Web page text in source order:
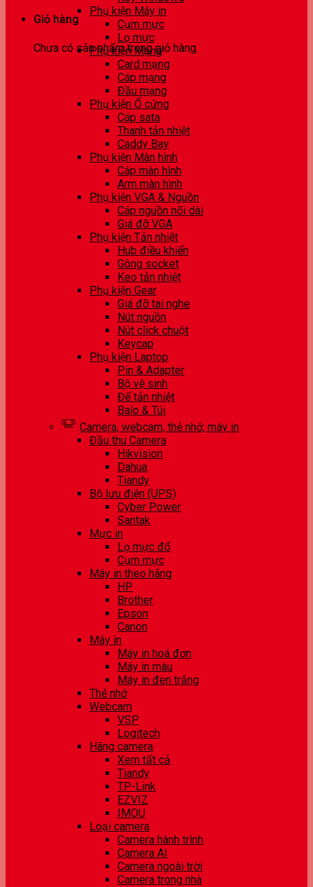
Giỏ hàng
Chưa có sản phẩm trong giỏ hàng.
Phụ kiện Máy in
Cụm mực
Lọ mực
Phụ kiện Mạng
Card mạng
Cáp mạng
Đầu mạng
Phụ kiện Ổ cứng
Cáp sata
Thanh tản nhiệt
Caddy Bay
Phụ kiện Màn hình
Cáp màn hình
Arm màn hình
Phụ kiện VGA & Nguồn
Cáp nguồn nối dài
Giá đỡ VGA
Phụ kiện Tản nhiệt
Hub điều khiển
Gông socket
Keo tản nhiệt
Phụ kiện Gear
Giá đỡ tai nghe
Nút nguồn
Nút click chuột
Keycap
Phụ kiện Laptop
Pin & Adapter
Bộ vệ sinh
Đế tản nhiệt
Balo & Túi
Camera, webcam, thẻ nhớ, máy in
Đầu thu Camera
Hikvision
Dahua
Tiandy
Bộ lưu điện (UPS)
Cyber Power
Santak
Mực in
Lọ mực đổ
Cụm mực
Máy in theo hãng
HP
Brother
Epson
Canon
Máy in
Máy in hoá đơn
Máy in màu
Máy in đen trắng
Thẻ nhớ
Webcam
VSP
Logitech
Hãng camera
Xem tất cả
Tiandy
TP-Link
EZVIZ
IMOU
Loại camera
Camera hành trình
Camera AI
Camera ngoài trời
Camera trong nhà